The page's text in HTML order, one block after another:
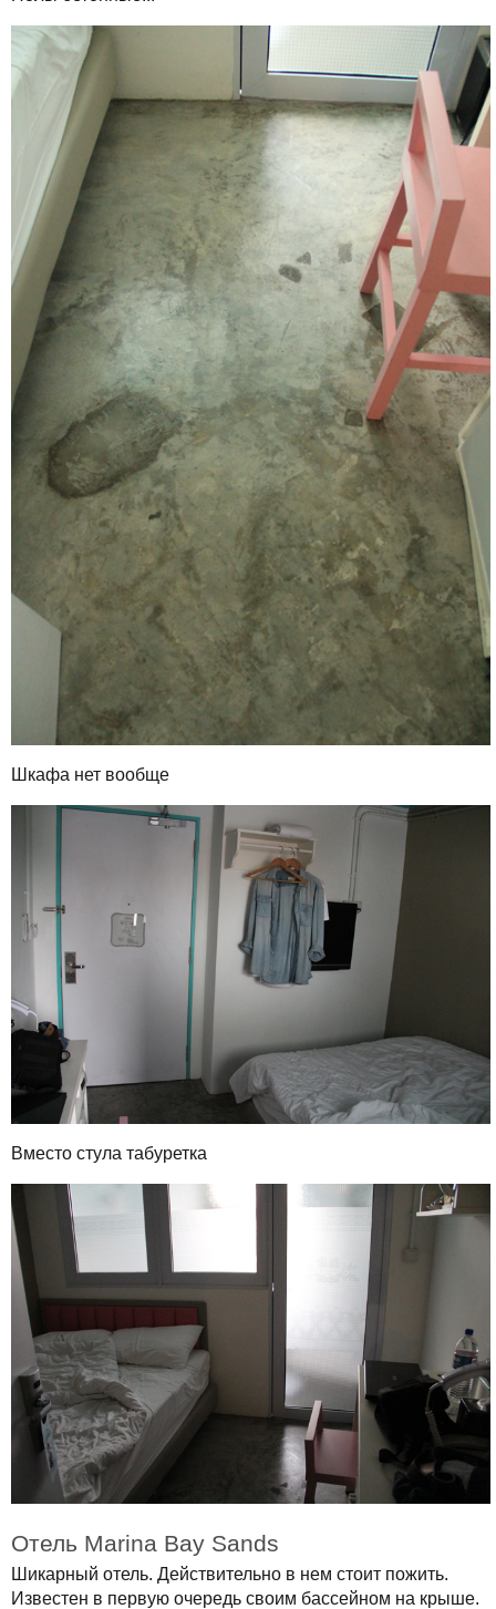
Шкафа нет вообще
Вместо стула табуретка
Отель Marina Bay Sands
Шикарный отель. Действительно в нем стоит пожить.
Известен в первую очередь своим бассейном на крыше.